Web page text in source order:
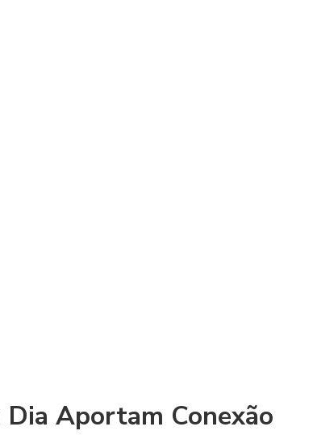
Aportam Conexão